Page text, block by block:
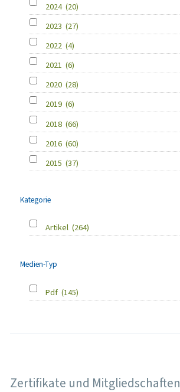
2024 (20)
2023 (27)
2022 (4)
2021 (6)
2020 (28)
2019 (6)
2018 (66)
2016 (60)
2015 (37)
Kategorie
Artikel (264)
Medien-Typ
Pdf (145)
Zertifikate und Mitgliedschaften